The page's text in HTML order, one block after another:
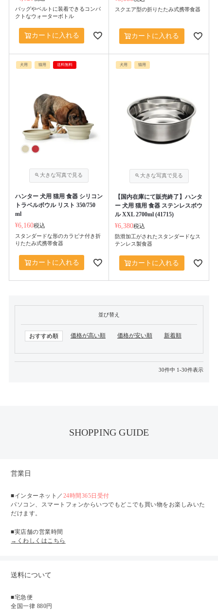
バッグやベルトに装着できるコンパ
クトなウォーターボトル
カートに入れる
スクエア型の折りたたみ式携帯食器
カートに入れる
犬用 猫用 送料無料
ハンター 犬用 猫用 食器 シリコン
トラベルボウル リスト 350/750
ml
¥6,160税込
スタンダードな形のカラビナ付き折
りたたみ式携帯食器
カートに入れる
犬用 猫用
【国内在庫にて販売終了】ハンタ
ー 犬用 猫用 食器 ステンレスボウ
ル XXL 2700ml (41715)
¥6,380税込
防滑加工がされたスタンダードなス
テンレス製食器
カートに入れる
並び替え
おすすめ順 価格が高い順 価格が安い順 新着順
30件中 1-30件表示
SHOPPING GUIDE
営業日
■インターネット／ 24時間365日受付
パソコン、スマートフォンからいつでもどこでも買い物をお楽しみいた
だけます。
■実店舗の営業時間
→くわしくはこちら
送料について
■宅急便
全国一律 880円